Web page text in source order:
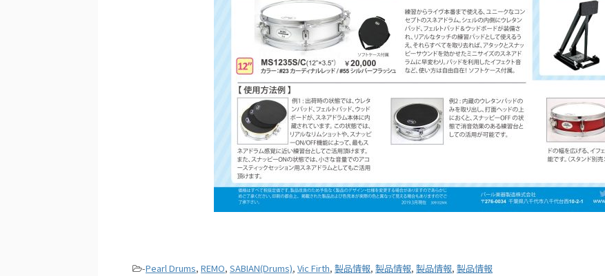
-Pearl Drums, REMO, SABIAN(Drums), Vic Firth, 製品情報, 製品情報, 製品情報, 製品情報